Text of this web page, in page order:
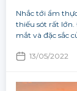
Nhắc tới ẩm
thiếu sót rất lớn.
mắt và đặc sắc
13/05/2022